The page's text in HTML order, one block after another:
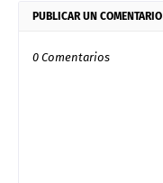
PUBLICAR UN COMENTARIO
0 Comentarios